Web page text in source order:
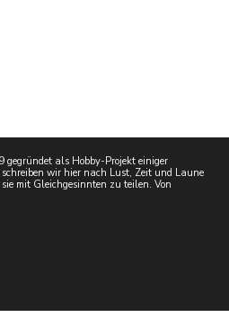
gegründet als Hobby-Projekt einiger
wir hier nach Lust, Zeit und Laune
mit Gleichgesinnten zu teilen. Von